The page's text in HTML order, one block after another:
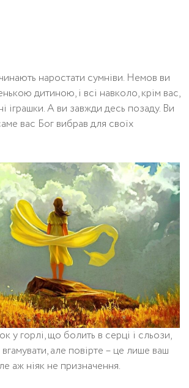
наростати сумніви. Немов ви
дитиною, і всі навколо, крім вас,
іграшки. А ви завжди десь позаду. Ви
вас Бог вибрав для своїх
у горлі, що болить в серці і сльози,
але повірте – це лише ваш
аж ніяк не призначення.